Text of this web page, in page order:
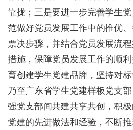
靠拢；三是要进一步完善学生
范做好党员发展工作中的推优
票决步骤，并结合党员发展流
措施，保障党员发展工作的顺
育创建学生党建品牌，坚持对
乃至广东省学生党建样板党支
强党支部间共建共享共创，积
党建的先进做法和经验，不断